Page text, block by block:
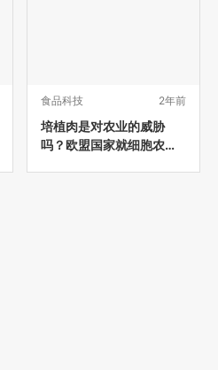
食品科技 2年前
培植肉是对农业的威胁
吗？欧盟国家就细胞农业